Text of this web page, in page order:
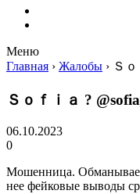
Меню
Главная › Жалобы › Ｓ
Ｓｏｆｉａ ?
06.10.2023
0
Мошенница.
нее фейковые выводы